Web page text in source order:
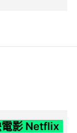
影 Netflix